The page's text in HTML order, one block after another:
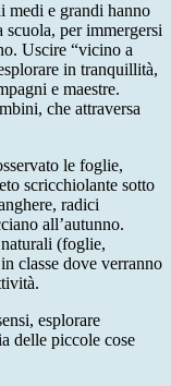
medi e grandi hanno
scuola, per immergersi
Uscire “vicino a
in tranquillità,
e maestre.
che attraversa
le foglie,
scricchiolante sotto
radici
all’autunno.
(foglie,
classe dove verranno
esplorare
delle piccole cose